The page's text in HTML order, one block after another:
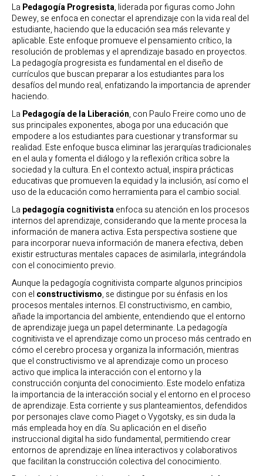
La Pedagogía Progresista, liderada por figuras como John
Dewey, se enfoca en conectar el aprendizaje con la vida real del
estudiante, haciendo que la educación sea más relevante y
aplicable. Este enfoque promueve el pensamiento crítico, la
resolución de problemas y el aprendizaje basado en proyectos.
La pedagogía progresista es fundamental en el diseño de
currículos que buscan preparar a los estudiantes para los
desafíos del mundo real, enfatizando la importancia de aprender
haciendo.
La Pedagogía de la Liberación, con Paulo Freire como uno de
sus principales exponentes, aboga por una educación que
empodere a los estudiantes para cuestionar y transformar su
realidad. Este enfoque busca eliminar las jerarquías tradicionales
en el aula y fomenta el diálogo y la reflexión crítica sobre la
sociedad y la cultura. En el contexto actual, inspira prácticas
educativas que promueven la equidad y la inclusión, así como el
uso de la educación como herramienta para el cambio social.
La pedagogía cognitivistaenfoca su atención en los procesos
internos del aprendizaje, considerando que la mente procesa la
información de manera activa. Esta perspectiva sostiene que
para incorporar nueva información de manera efectiva, deben
existir estructuras mentales capaces de asimilarla, integrándola
con el conocimiento previo.
Aunque la pedagogía cognitivista comparte algunos principios
con el constructivismo, se distingue por su énfasis en los
procesos mentales internos. El constructivismo, en cambio,
añade la importancia del ambiente, entendiendo que el entorno
de aprendizaje juega un papel determinante. La pedagogía
cognitivista ve el aprendizaje como un proceso más centrado en
cómo el cerebro procesa y organiza la información, mientras
que el constructivismo ve al aprendizaje como un proceso
activo que implica la interacción con el entorno y la
construcción conjunta del conocimiento. Este modelo enfatiza
la importancia de la interacción social y el entorno en el proceso
de aprendizaje. Esta corriente y sus planteamientos, defendidos
por personajes clave como Piaget o Vygotsky, es sin duda la
más empleada hoy en día. Su aplicación en el diseño
instruccional digital ha sido fundamental, permitiendo crear
entornos de aprendizaje en línea interactivos y colaborativos
que facilitan la construcción colectiva del conocimiento.